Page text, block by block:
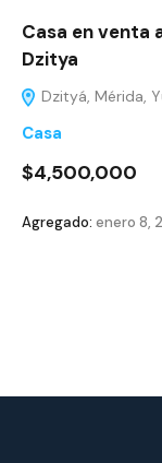
Casa en venta
Dzitya
Dzityá, Mérida,
Casa
$4,500,000
Agregado: enero 8,